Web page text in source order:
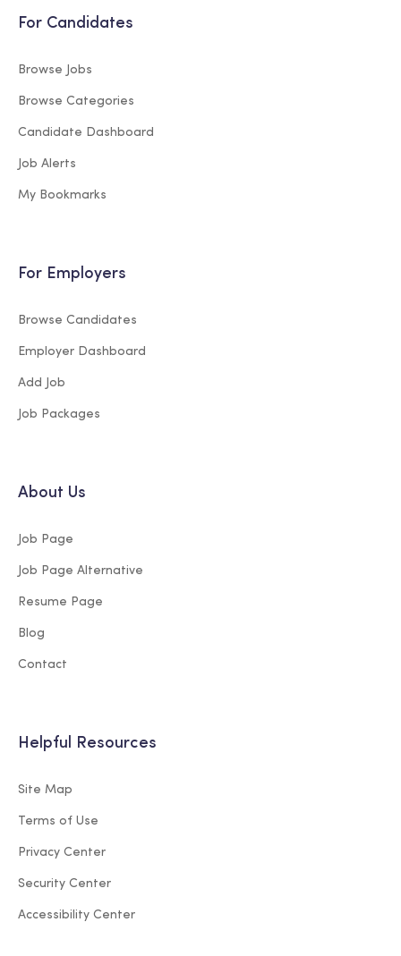
For Candidates
Browse Jobs
Browse Categories
Candidate Dashboard
Job Alerts
My Bookmarks
For Employers
Browse Candidates
Employer Dashboard
Add Job
Job Packages
About Us
Job Page
Job Page Alternative
Resume Page
Blog
Contact
Helpful Resources
Site Map
Terms of Use
Privacy Center
Security Center
Accessibility Center